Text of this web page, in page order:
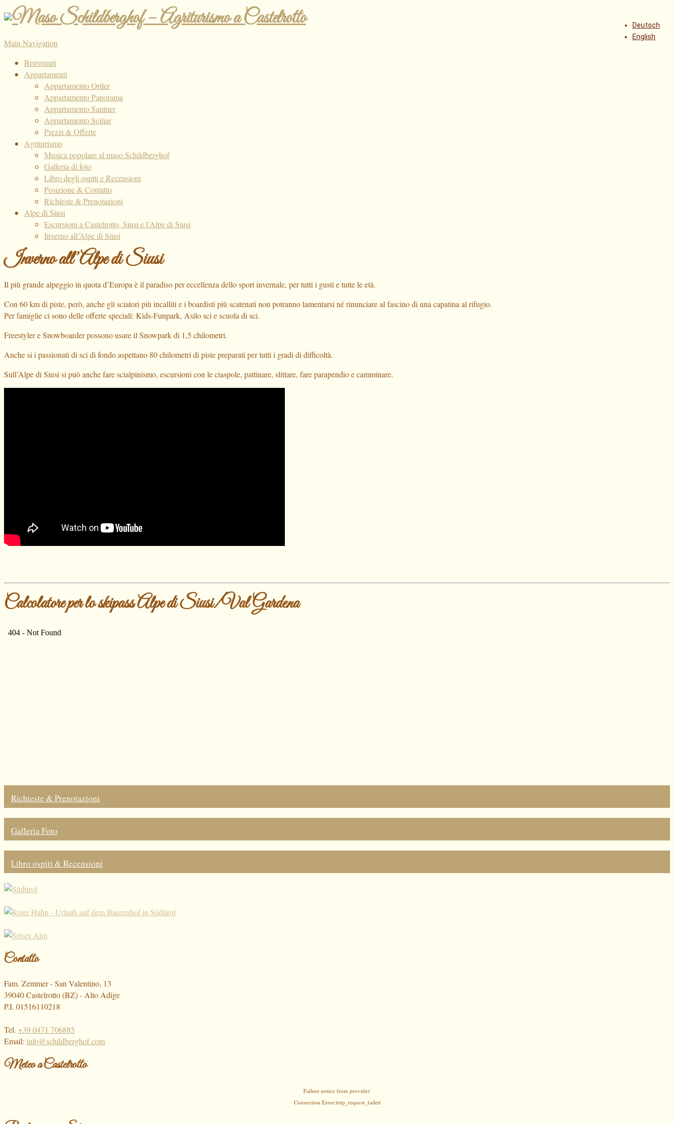
Deutsch
English
Main Navigation
Benvenuti
Appartamenti
Appartamento Ortler
Appartamento Panorama
Appartamento Santner
Appartamento Sciliar
Prezzi & Offerte
Agriturismo
Musica popolare al maso Schildberghof
Galleria di foto
Libro degli ospiti e Recensioni
Posizione & Contatto
Richieste & Prenotazioni
Alpe di Siusi
Escursioni a Castelrotto, Siusi e l’Alpe di Siusi
Inverno all’Alpe di Siusi
Inverno all’Alpe di Siusi
Il più grande alpeggio in quota d’Europa è il paradiso per eccellenza dello sport invernale, per tutti i gusti e tutte le età.
Con 60 km di piste, però, anche gli sciatori più incalliti e i boardisti più scatenati non potranno lamentarsi né rinunciare al fascino di una capatina al rifugio.
Per famiglie ci sono delle offerte speciali: Kids-Funpark, Asilo sci e scuola di sci.
Freestyler e Snowboarder possono usare il Snowpark di 1,5 chilometri.
Anche si i passionati di sci di fondo aspettano 80 chilometri di piste preparati per tutti i gradi di difficoltà.
Sull’Alpe di Siusi si può anche fare scialpinismo, escursioni con le ciaspole, pattinare, slittare, fare parapendio e camminare.
Calcolatore per lo skipass Alpe di Siusi/Val Gardena
Richieste & Prenotazioni
Galleria Foto
Libro ospiti & Recensioni
Contatto
Fam. Zemmer - San Valentino, 13
39040 Castelrotto (BZ) - Alto Adige
P.I. 01516110218
Tel. +39 0471 706885
Email: info@schildberghof.com
Meteo a Castelrotto
Failure notice from provider:
Connection Error:http_request_failed